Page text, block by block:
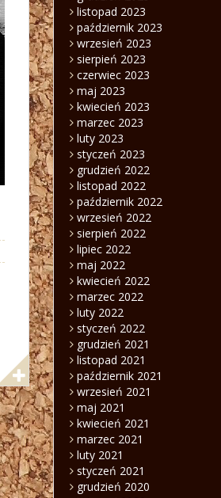
listopad 2023
październik 2023
wrzesień 2023
sierpień 2023
czerwiec 2023
maj 2023
kwiecień 2023
marzec 2023
luty 2023
styczeń 2023
grudzień 2022
listopad 2022
październik 2022
wrzesień 2022
sierpień 2022
lipiec 2022
maj 2022
kwiecień 2022
marzec 2022
luty 2022
styczeń 2022
grudzień 2021
listopad 2021
październik 2021
wrzesień 2021
maj 2021
kwiecień 2021
marzec 2021
luty 2021
styczeń 2021
grudzień 2020